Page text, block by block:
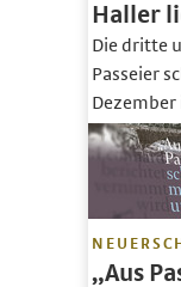
Haller
Die dritte
Passeier
Dezember
„Aus